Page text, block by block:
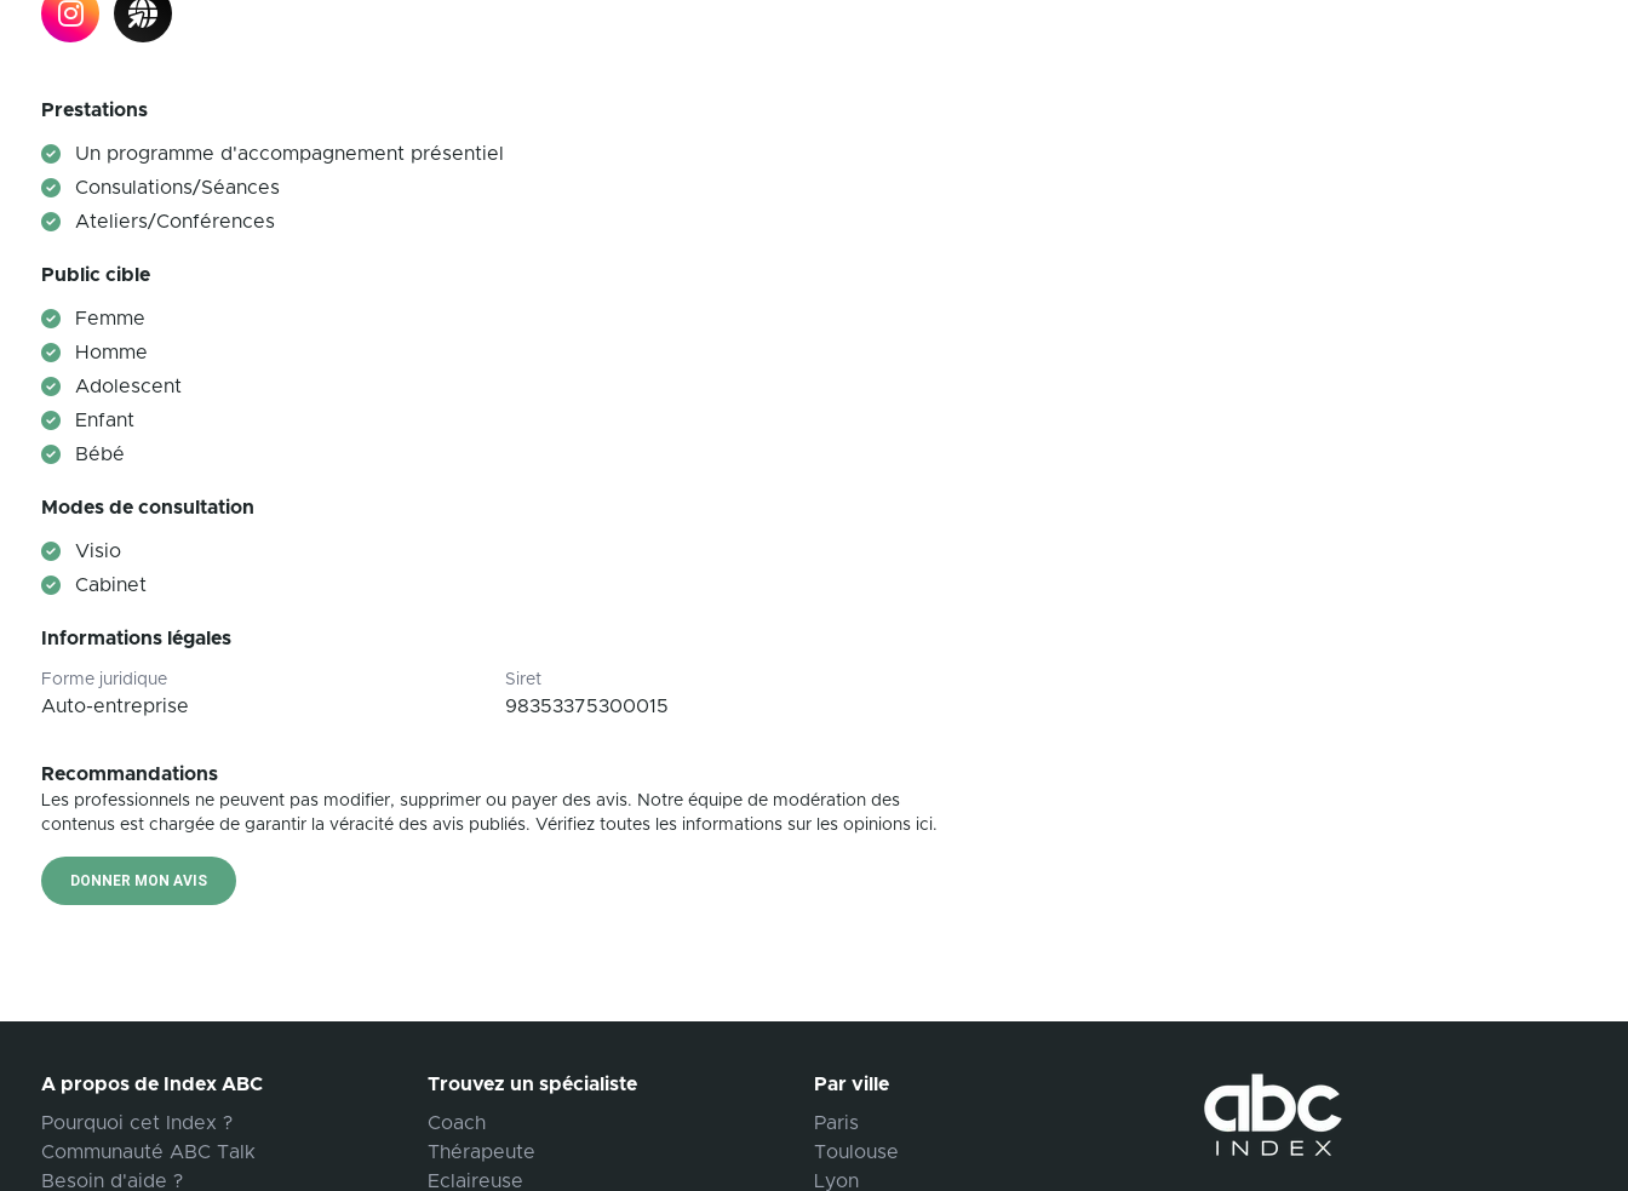
Prestations
Un programme d'accompagnement présentiel
Consulations/Séances
Ateliers/Conférences
Public cible
Femme
Homme
Adolescent
Enfant
Bébé
Modes de consultation
Visio
Cabinet
Informations légales
Forme juridique
Auto-entreprise
Siret
98353375300015
Recommandations
Les professionnels ne peuvent pas modifier, supprimer ou payer des avis. Notre équipe de modération des
contenus est chargée de garantir la véracité des avis publiés. Vérifiez toutes les informations sur les opinions ici.
DONNER MON AVIS
A propos de Index ABC
Pourquoi cet Index ?
Communauté ABC Talk
Besoin d'aide ?
Trouvez un spécialiste
Coach
Thérapeute
Eclaireuse
Par ville
Paris
Toulouse
Lyon